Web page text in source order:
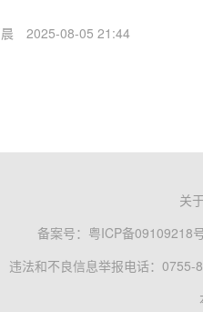
2025-08-05 21:44
关
备案号： 粤ICP备09109218
违法和不良信息举报电话：0755-